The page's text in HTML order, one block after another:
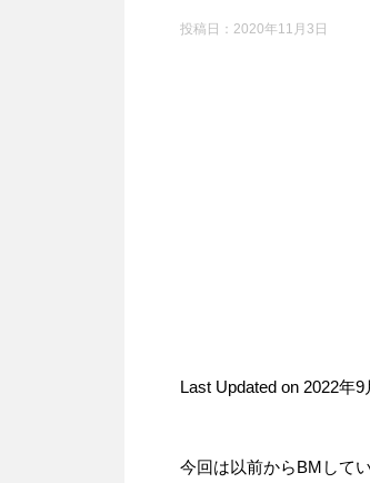
投稿日：2020年11月3日
Last Updated on 2022年
今回は以前からBMして